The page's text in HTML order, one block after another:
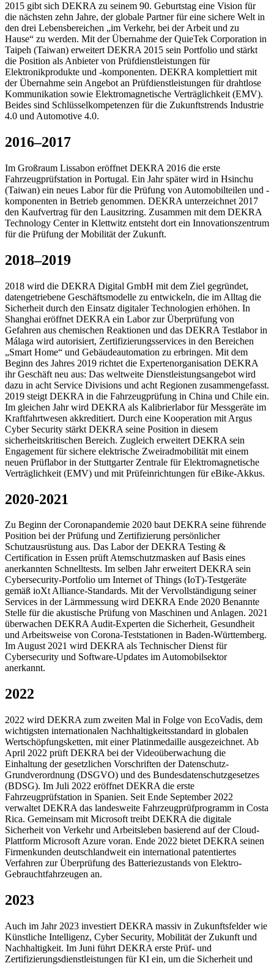
2015 gibt sich DEKRA zu seinem 90. Geburtstag eine Vision für
die nächsten zehn Jahre, der globale Partner für eine sichere Welt in
den drei Lebensbereichen „im Verkehr, bei der Arbeit und zu
Hause“ zu werden. Mit der Übernahme der QuieTek Corporation in
Taipeh (Taiwan) erweitert DEKRA 2015 sein Portfolio und stärkt
die Position als Anbieter von Prüfdienstleistungen für
Elektronikprodukte und -komponenten. DEKRA komplettiert mit
der Übernahme sein Angebot an Prüfdienstleistungen für drahtlose
Kommunikation sowie Elektromagnetische Verträglichkeit (EMV).
Beides sind Schlüsselkompetenzen für die Zukunftstrends Industrie
4.0 und Automotive 4.0.
2016–2017
Im Großraum Lissabon eröffnet DEKRA 2016 die erste
Fahrzeugprüfstation in Portugal. Ein Jahr später wird in Hsinchu
(Taiwan) ein neues Labor für die Prüfung von Automobilteilen und -
komponenten in Betrieb genommen. DEKRA unterzeichnet 2017
den Kaufvertrag für den Lausitzring. Zusammen mit dem DEKRA
Technology Center in Klettwitz entsteht dort ein Innovationszentrum
für die Prüfung der Mobilität der Zukunft.
2018–2019
2018 wird die DEKRA Digital GmbH mit dem Ziel gegründet,
datengetriebene Geschäftsmodelle zu entwickeln, die im Alltag die
Sicherheit durch den Einsatz digitaler Technologien erhöhen. In
Shanghai eröffnet DEKRA ein Labor zur Überprüfung von
Gefahren aus chemischen Reaktionen und das DEKRA Testlabor in
Málaga wird autorisiert, Zertifizierungsservices in den Bereichen
„Smart Home“ und Gebäudeautomation zu erbringen. Mit dem
Beginn des Jahres 2019 richtet die Expertenorganisation DEKRA
ihr Geschäft neu aus: Das weltweite Dienstleistungsangebot wird
dazu in acht Service Divisions und acht Regionen zusammengefasst.
2019 steigt DEKRA in die Fahrzeugprüfung in China und Chile ein.
Im gleichen Jahr wird DEKRA als Kalibrierlabor für Messgeräte im
Kraftfahrtwesen akkreditiert. Durch eine Kooperation mit Argus
Cyber Security stärkt DEKRA seine Position in diesem
sicherheitskritischen Bereich. Zugleich erweitert DEKRA sein
Engagement für sichere elektrische Zweiradmobilität mit einem
neuen Prüflabor in der Stuttgarter Zentrale für Elektromagnetische
Verträglichkeit (EMV) und mit Prüfeinrichtungen für eBike-Akkus.
2020-2021
Zu Beginn der Coronapandemie 2020 baut DEKRA seine führende
Position bei der Prüfung und Zertifizierung persönlicher
Schutzausrüstung aus. Das Labor der DEKRA Testing &
Certification in Essen prüft Atemschutzmasken auf Basis eines
anerkannten Schnelltests. Im selben Jahr erweitert DEKRA sein
Cybersecurity-Portfolio um Internet of Things (IoT)-Testgeräte
gemäß ioXt Alliance-Standards. Mit der Vervollständigung seiner
Services in der Lärmmessung wird DEKRA Ende 2020 Benannte
Stelle für die akustische Prüfung von Maschinen und Anlagen. 2021
überwachen DEKRA Audit-Experten die Sicherheit, Gesundheit
und Arbeitsweise von Corona-Teststationen in Baden-Württemberg.
Im August 2021 wird DEKRA als Technischer Dienst für
Cybersecurity und Software-Updates im Automobilsektor
anerkannt.
2022
2022 wird DEKRA zum zweiten Mal in Folge von EcoVadis, dem
wichtigsten internationalen Nachhaltigkeitsstandard in globalen
Wertschöpfungsketten, mit einer Platinmedaille ausgezeichnet. Ab
April 2022 prüft DEKRA bei der Videoüberwachung die
Einhaltung der gesetzlichen Vorschriften der Datenschutz-
Grundverordnung (DSGVO) und des Bundesdatenschutzgesetzes
(BDSG). Im Juli 2022 eröffnet DEKRA die erste
Fahrzeugprüfstation in Spanien. Seit Ende September 2022
verwaltet DEKRA das landesweite Fahrzeugprüfprogramm in Costa
Rica. Gemeinsam mit Microsoft treibt DEKRA die digitale
Sicherheit von Verkehr und Arbeitsleben basierend auf der Cloud-
Plattform Microsoft Azure voran. Ende 2022 bietet DEKRA seinen
Firmenkunden deutschlandweit ein international patentiertes
Verfahren zur Überprüfung des Batteriezustands von Elektro-
Gebrauchtfahrzeugen an.
2023
Auch im Jahr 2023 investiert DEKRA massiv in Zukunftsfelder wie
Künstliche Intelligenz, Cyber Security, Mobilität der Zukunft und
Nachhaltigkeit. Im Juni führt DEKRA erste Prüf- und
Zertifizierungsdienstleistungen für KI ein, um die Sicherheit und